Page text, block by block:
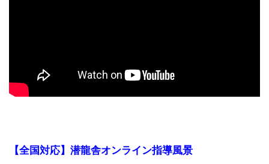
【全国対応】潜龍舎オンライン指導風景